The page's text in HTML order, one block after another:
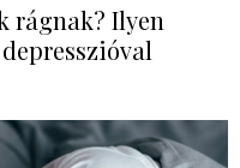
rágnak? Ilyen